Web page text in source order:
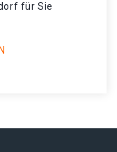
für Sie